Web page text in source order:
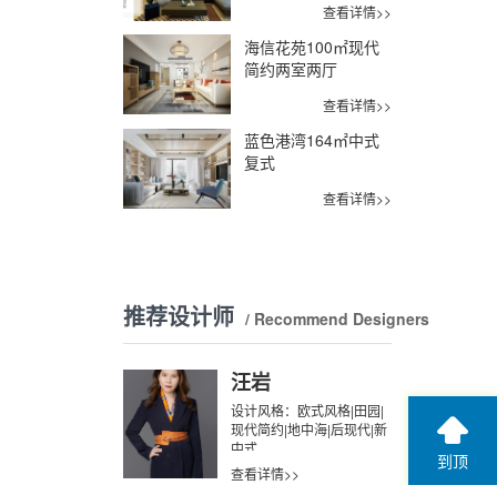
查看详情>>
海信花苑100㎡现代
简约两室两厅
查看详情>>
蓝色港湾164㎡中式
复式
查看详情>>
推荐设计师 / Recommend Designers
汪岩
设计风格：欧式风格|田园|
现代简约|地中海|后现代|新
中式
查看详情>>
到顶